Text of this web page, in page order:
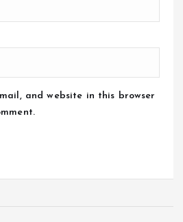
and website in this browser